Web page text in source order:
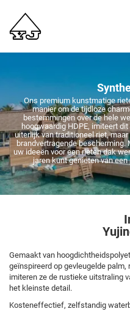
Ons premium kunstmatige
manier om de tijdloze
bestemmingen over de hele
hoogwaardig HDPE, imiteert
uiterlijk van traditioneel riet,
brandvertragende
uw ideeën voor een rieten dak
jaren kunt genieten van
Gemaakt van
geïnspireerd op gevleugelde
imiteren ze de rustieke uitstraling
het kleinste detail.
Kosteneffectief, zelfstandig